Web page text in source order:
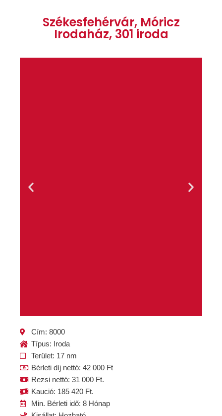
Székesfehérvár, Móricz
Irodaház, 301 iroda
Cím: 8000
Típus: Iroda
Terület: 17 nm
Bérleti díj nettó: 42 000 Ft
Rezsi nettó: 31 000 Ft.
Kaució: 185 420 Ft.
Min. Bérleti idő: 8 Hónap